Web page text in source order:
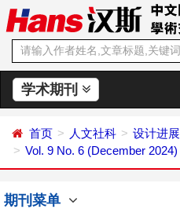
学术期刊
首页 人文社科
设计进展
Vol. 9 No. 6 (December 2024)
期刊菜单